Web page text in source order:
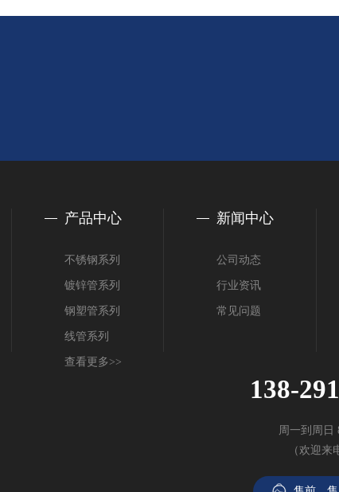
产品中心
不锈钢系列
镀锌管系列
钢塑管系列
线管系列
查看更多>>
新闻中心
公司动态
行业资讯
常见问题
138-
周一到周日
（欢迎来